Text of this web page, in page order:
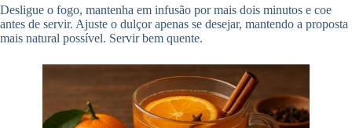
Desligue o fogo, mantenha em infusão por mais dois minutos e coe
antes de servir. Ajuste o dulçor apenas se desejar, mantendo a proposta
mais natural possível. Servir bem quente.